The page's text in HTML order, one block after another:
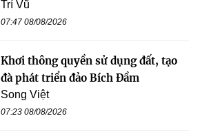
Trí Vũ
07:47 08/08/2026
Khơi thông quyền sử dụng đất, tạo
đà phát triển đảo Bích Đầm
Song Việt
07:23 08/08/2026